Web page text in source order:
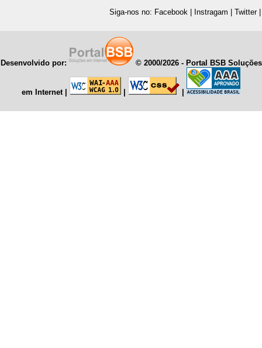
Siga-nos no: Facebook| Instragam Twitter
Desenvolvido por: © 2000/2026 - Portal BSB Soluções
em Internet|